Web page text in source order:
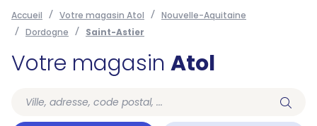
Accueil Votre magasin Atol
Nouvelle-Aquitaine
Dordogne
Saint-Astier
Votre magasin Atol